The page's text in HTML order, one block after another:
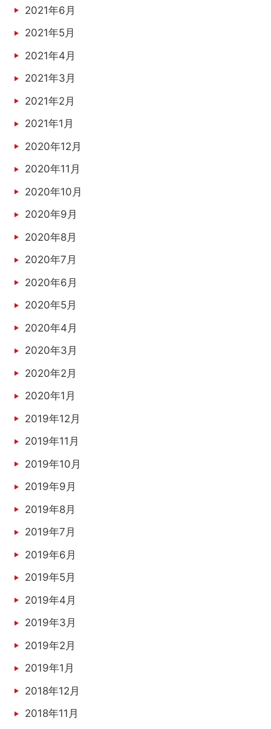
2021年6月
2021年5月
2021年4月
2021年3月
2021年2月
2021年1月
2020年12月
2020年11月
2020年10月
2020年9月
2020年8月
2020年7月
2020年6月
2020年5月
2020年4月
2020年3月
2020年2月
2020年1月
2019年12月
2019年11月
2019年10月
2019年9月
2019年8月
2019年7月
2019年6月
2019年5月
2019年4月
2019年3月
2019年2月
2019年1月
2018年12月
2018年11月